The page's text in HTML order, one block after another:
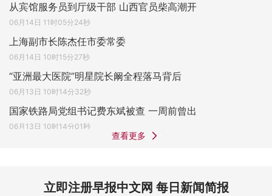
从宾馆服务员到厅级干部 山西官员柴高潮开
06月14日 11时05分24秒
上海副市长陈杰任市委常委
06月14日 10时15分27秒
“亚洲最大医院”明星院长阚全程落马背后
06月13日 10时14分32秒
国家铁路局党组书记费东斌被查 一周前曾出
06月13日 10时14分01秒
查看更多
立即注册早报中文网 每日新闻简报